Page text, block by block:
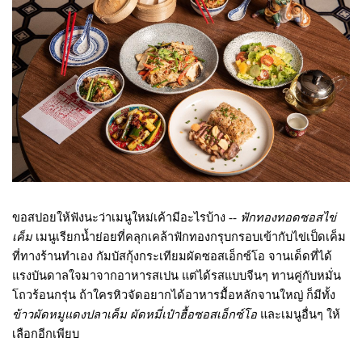
ขอสปอยให้ฟังนะว่าเมนูใหม่เค้ามีอะไรบ้าง -- ฟักทองทอดซอสไข่
เค็มเมนูเรียกน้ำย่อยที่คลุกเคล้าฟักทองกรุบกรอบเข้ากับไข่เป็ดเค็ม
ที่ทางร้านทำเอง กัมบัสกุ้งกระเทียมผัดซอสเอ็กซ์โอ จานเด็ดที่ได้
แรงบันดาลใจมาจากอาหารสเปน แต่ได้รสแบบจีนๆ ทานคู่กับหมั่น
โถวร้อนกรุ่น ถ้าใครหิวจัดอยากได้อาหารมื้อหลักจานใหญ่ ก็มีทั้ง
ข้าวผัดหมูแดงปลาเค็ม ผัดหมี่เป๋าฮื้อซอสเอ็กซ์โอ และเมนูอื่นๆ ให้
เลือกอีกเพียบ